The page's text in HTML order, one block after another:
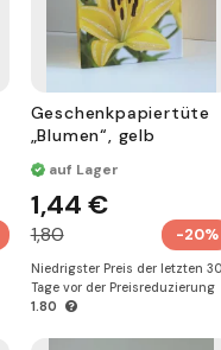
Geschenkpapiertüte
„Blumen“, gelb
auf Lager
1,44 €
1,80 -20%
Niedrigster Preis der letzten 30
Tage vor der Preisreduzierung
1.80